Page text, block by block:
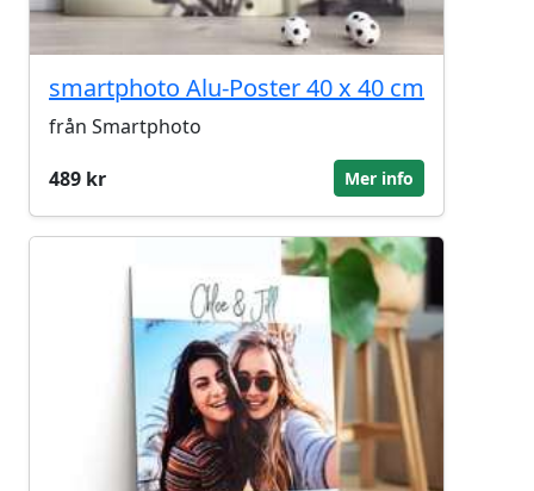
smartphoto Alu-Poster 40 x 40 cm
från Smartphoto
489 kr
Mer info